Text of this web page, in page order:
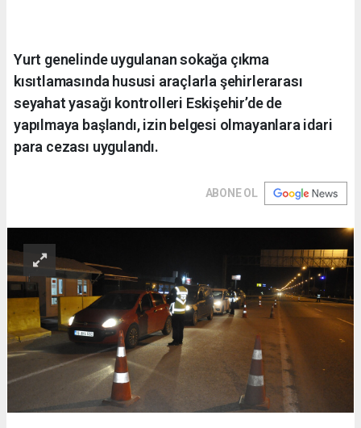
Yurt genelinde uygulanan sokağa çıkma
kısıtlamasında hususi araçlarla şehirlerarası
seyahat yasağı kontrolleri Eskişehir’de de
yapılmaya başlandı, izin belgesi olmayanlara idari
para cezası uygulandı.
ABONE OL